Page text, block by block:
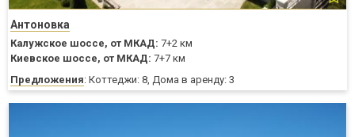
Антоновка
Калужское шоссе, от МКАД: 7+2 км
Киевское шоссе, от МКАД: 7+7 км
Предложения: Коттеджи: 8, Дома в аренду: 3